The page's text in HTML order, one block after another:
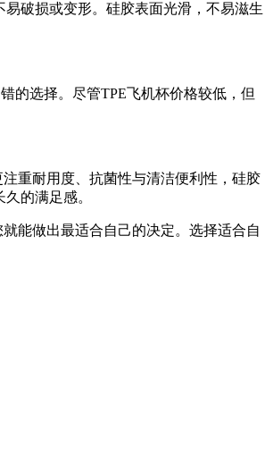
破损或变形。硅胶表面光滑，不易滋生
的选择。尽管TPE飞机杯价格较低，但
重耐用度、抗菌性与清洁便利性，硅胶
的满足感。
能做出最适合自己的决定。选择适合自